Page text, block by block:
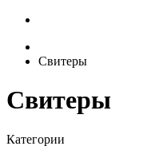
Свитеры
Свитеры
Категории